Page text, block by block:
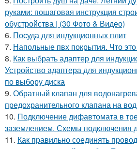
руками: пошаговая инструкция
обустройства | (30 Фото & Видео)
6. Посуда для индукционных плит
7. Напольные пвх покрытия. Что это
8. Как выбрать адаптер для
Устройство адаптера для
по выбору диска
9. Обратный клапан для
предохранительного клапана на
10. Подключение дифавтомата в
заземлением. Схемы подключения
11. Как правильно соединять